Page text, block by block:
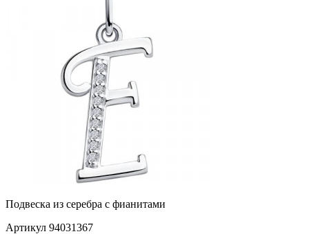
Подвеска из серебра с фианитами
Артикул 94031367